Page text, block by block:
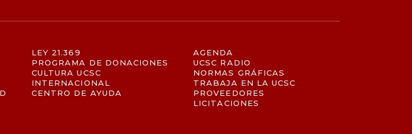
LEY 21.369
PROGRAMA DE DONACIONES
CULTURA UCSC
INTERNACIONAL
CENTRO DE AYUDA
AGENDA
UCSC RADIO
NORMAS GRÁFICAS
TRABAJA EN LA UCSC
PROVEEDORES
LICITACIONES